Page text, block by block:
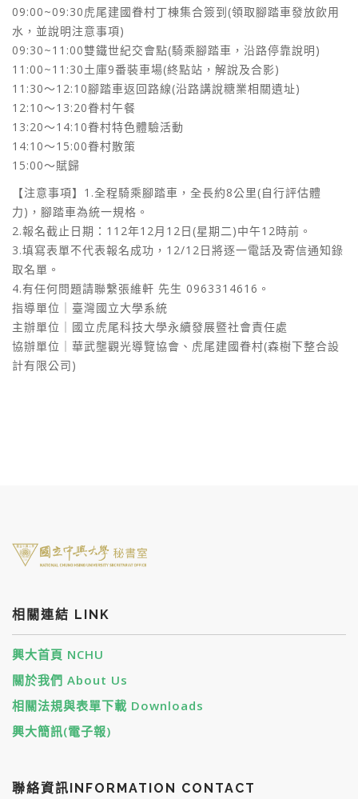
09:00~09:30虎尾建國眷村丁棟集合簽到(領取腳踏車發放飲用
水，並說明注意事項)
09:30~11:00雙鐵世紀交會點(騎乘腳踏車，沿路停靠說明)
11:00~11:30土庫9番裝車場(終點站，解說及合影)
11:30～12:10腳踏車返回路線(沿路講說糖業相關遺址)
12:10～13:20眷村午餐
13:20～14:10眷村特色體驗活動
14:10～15:00眷村散策
15:00～賦歸
【注意事項】1.全程騎乘腳踏車，全長約8公里(自行評估體
力)，腳踏車為統一規格。
2.報名截止日期：112年12月12日(星期二)中午12時前。
3.填寫表單不代表報名成功，12/12日將逐一電話及寄信通知錄
取名單。
4.有任何問題請聯繫張維軒 先生 0963314616。
指導單位｜臺灣國立大學系統
主辦單位｜國立虎尾科技大學永續發展暨社會責任處
協辦單位｜華武壟觀光導覽協會、虎尾建國眷村(森樹下整合設
計有限公司)
相關連結 LINK
興大首頁 NCHU
關於我們 About Us
相關法規與表單下載 Downloads
興大簡訊(電子報)
聯絡資訊INFORMATION CONTACT